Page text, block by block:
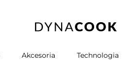
Akcesoria Technologia